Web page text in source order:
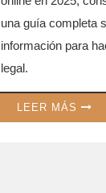
una guía completa
información para
legal.
LEER MÁS